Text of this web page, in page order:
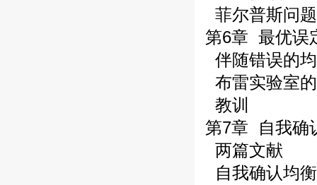
菲尔普斯问
第6章 最优误
伴随错误的
布雷实验室
教训
第7章 自我确
两篇文献
自我确认均衡